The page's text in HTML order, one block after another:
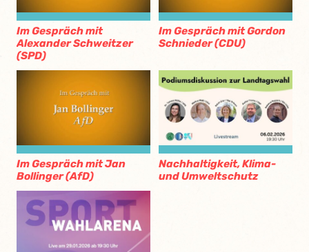
Im Gespräch mit
Alexander Schweitzer
(SPD)
Im Gespräch mit Gordon
Schnieder (CDU)
Im Gespräch mit Jan
Bollinger (AfD)
Nachhaltigkeit, Klima-
und Umweltschutz